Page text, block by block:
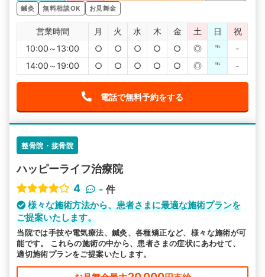
鍼灸
無料相談OK お見舞金
営業時間 月 火 水 木 金 土 日
祝
10:00～13:00
○ ○ ○ ○ ○ ◎ ℡
-
14:00～19:00
○ ○ ○ ○ ○ ◎ ℡ -
電話で無料予約をする
整骨院・接骨院
ハッピーライフ治療院
4
- 件
様々な施術方法から、患者さまに最適な施術プランを
ご提案いたします。
当院では手技や電気療法、鍼灸、各種矯正など、様々な施術が可
能です。 これらの施術の中から、患者さまの症状にあわせて、
適切施術プランをご提案いたします。